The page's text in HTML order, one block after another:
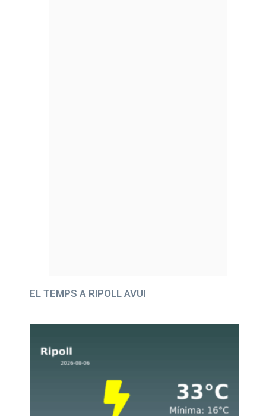
EL TEMPS A RIPOLL AVUI